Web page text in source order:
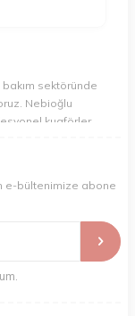
sektöründe
Nebioğlu
kuaförler,
birleştirerek saç ve
hedefliyor,
e-bültenimize abone